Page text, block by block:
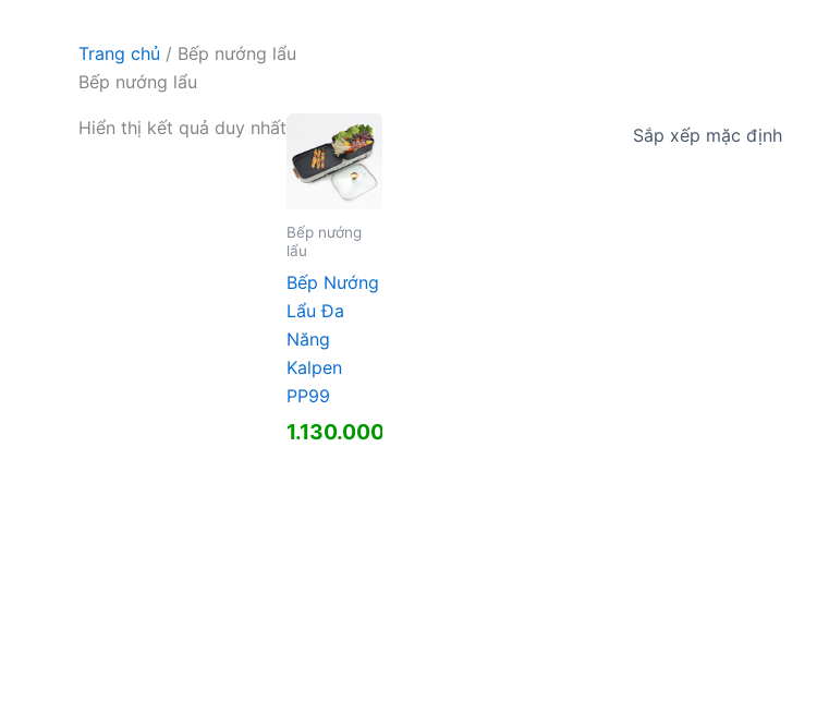
Trang chủ / Bếp nướng lẩu
Bếp nướng lẩu
Hiển thị kết quả duy nhất
Bếp nướng
lẩu
Bếp Nướng
Lẩu Đa
Năng
Kalpen
PP99
1.130.000